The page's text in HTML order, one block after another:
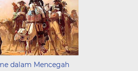
dalam Mencegah